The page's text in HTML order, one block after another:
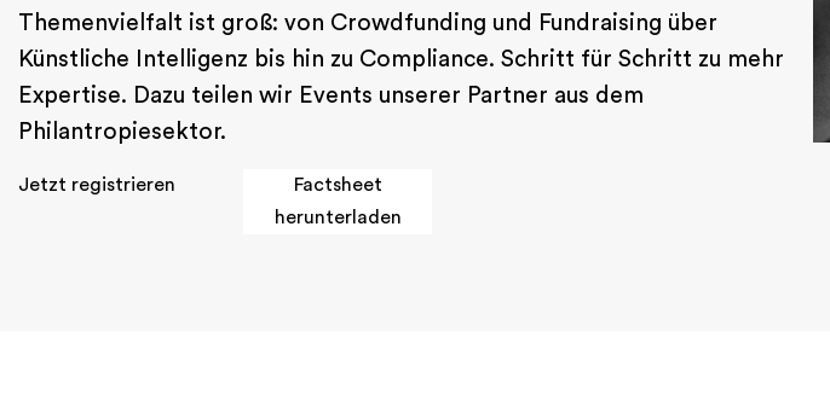
Themenvielfalt ist groß: von Crowdfunding und Fundraising über
Künstliche Intelligenz bis hin zu Compliance. Schritt für Schritt zu mehr
Expertise. Dazu teilen wir Events unserer Partner aus dem
Philantropiesektor.
Jetzt registrieren
Factsheet
herunterladen